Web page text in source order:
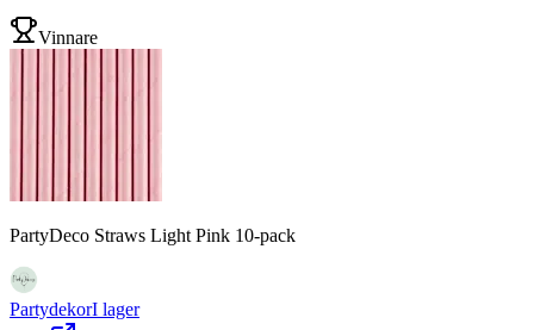
Vinnare
PartyDeco Straws Light Pink 10-pack
PartydekorI lager